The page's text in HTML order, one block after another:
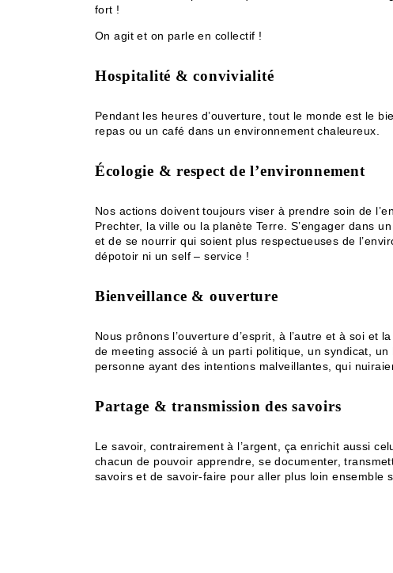
fort !
On agit et on parle en collectif !
Hospitalité & convivialité
Pendant les heures d’ouverture, tout le monde est le
repas ou un café dans un environnement chaleureux.
Écologie & respect de l’environnement
Nos actions doivent toujours viser à prendre soin de
Prechter, la ville ou la planète Terre. S’engager dans
et de se nourrir qui soient plus respectueuses de
dépotoir ni un self – service !
Bienveillance & ouverture
Nous prônons l’ouverture d’esprit, à l’autre et à soi
de meeting associé à un parti politique, un syndicat,
personne ayant des intentions malveillantes, qui
Partage & transmission des savoirs
Le savoir, contrairement à l’argent, ça enrichit aussi
chacun de pouvoir apprendre, se documenter,
savoirs et de savoir-faire pour aller plus loin ensemble